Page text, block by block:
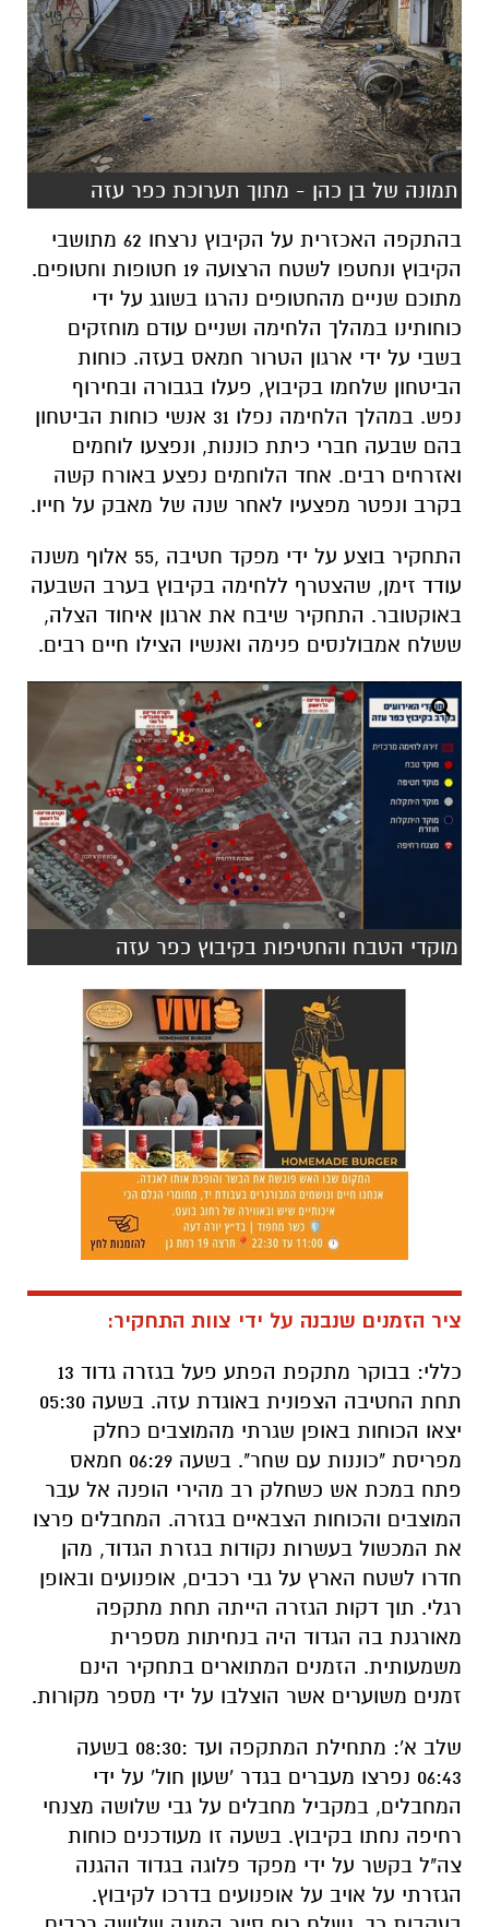
תמונה של בן כהן - מתוך תערוכת כפר עזה
בהתקפה האכזרית על הקיבוץ נרצחו 62 מתושבי
הקיבוץ ונחטפו לשטח הרצועה 19 חטופות וחטופים.
מתוכם שניים מהחטופים נהרגו בשוגג על ידי
כוחותינו במהלך הלחימה ושניים עודם מוחזקים
בשבי על ידי ארגון הטרור חמאס בעזה. כוחות
הביטחון שלחמו בקיבוץ, פעלו בגבורה ובחירוף
נפש. במהלך הלחימה נפלו 31 אנשי כוחות הביטחון
בהם שבעה חברי כיתת כוננות, ונפצעו לוחמים
ואזרחים רבים. אחד הלוחמים נפצע באורח קשה
בקרב ונפטר מפצעיו לאחר שנה של מאבק על חייו.
התחקיר בוצע על ידי מפקד חטיבה ,55 אלוף משנה
עודד זימן, שהצטרף ללחימה בקיבוץ בערב השבעה
באוקטובר. התחקיר שיבח את ארגון איחוד הצלה,
ששלח אמבולנסים פנימה ואנשיו הצילו חיים רבים.
מוקדי הטבח והחטיפות בקיבוץ כפר עזה
ציר הזמנים שנבנה על ידי צוות התחקיר:
כללי: בבוקר מתקפת הפתע פעל בגזרה גדוד 13
תחת החטיבה הצפונית באוגדת עזה. בשעה 05:30
יצאו הכוחות באופן שגרתי מהמוצבים כחלק
מפריסת "כוננות עם שחר". בשעה 06:29 חמאס
פתח במכת אש כשחלק רב מהירי הופנה אל עבר
המוצבים והכוחות הצבאיים בגזרה. המחבלים פרצו
את המכשול בעשרות נקודות בגזרת הגדוד, מהן
חדרו לשטח הארץ על גבי רכבים, אופנועים ובאופן
רגלי. תוך דקות הגזרה הייתה תחת מתקפה
מאורגנת בה הגדוד היה בנחיתות מספרית
משמעותית. הזמנים המתוארים בתחקיר הינם
זמנים משוערים אשר הוצלבו על ידי מספר מקורות.
שלב א': מתחילת המתקפה ועד :08:30 בשעה
06:43 נפרצו מעברים בגדר 'שעון חול' על ידי
המחבלים, במקביל מחבלים על גבי שלושה מצנחי
רחיפה נחתו בקיבוץ. בשעה זו מעודכנים כוחות
צה"ל בקשר על ידי מפקד פלוגה בגדוד ההגנה
הגזרתי על אויב על אופנועים בדרכו לקיבוץ.